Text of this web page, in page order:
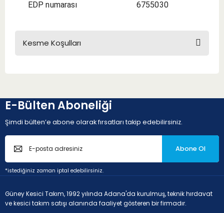
EDP numarası 6755030
Kesme Koşulları
Uygunluk ap
E-Bülten Aboneliği
Şimdi bülten’e abone olarak fırsatları takip edebilirsiniz.
Abone Ol
*istediğiniz zaman iptal edebilirsiniz.
Güney Kesici Takım, 1992 yılında Adana'da kurulmuş, teknik hırdavat
ve kesici takım satışı alanında faaliyet gösteren bir firmadır.